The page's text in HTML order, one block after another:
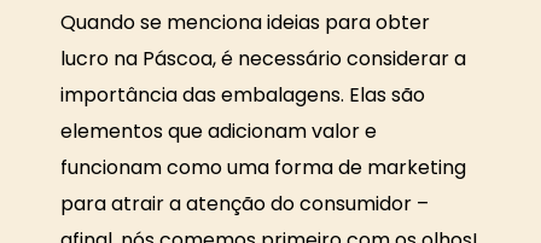
Quando se menciona ideias para obter
lucro na Páscoa, é necessário considerar a
importância das embalagens. Elas são
elementos que adicionam valor e
funcionam como uma forma de marketing
para atrair a atenção do consumidor –